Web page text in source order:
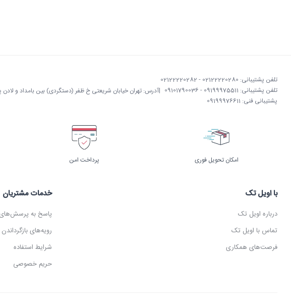
تلفن پشتیبانی: 02122220280 - 02122220282
تلفن پشتیبانی: 09199975511 - 09101790036
پشتیبانی فنی: 09199976611
|آدرس: تهران خیابان شریعتی خ ظفر (دستگردی) بین بامداد و لادن پلاک 59
امکان تحویل فوری پرداخت امن
با اویل تک
درباره اویل تک
تماس با اویل تک
فرصت‌های همکاری
خدمات مشتریان
پاسخ به
رویه‌های بازگرداندن
شرایط استفاده
حریم خصوصی